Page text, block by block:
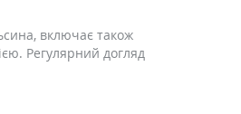
включає також
Регулярний догляд